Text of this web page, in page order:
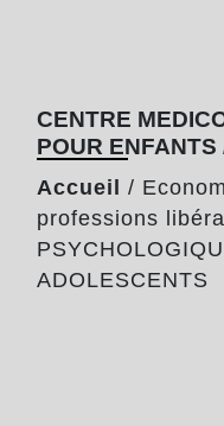
CENTRE
POUR
Accueil /
professions
ADOLESCENTS